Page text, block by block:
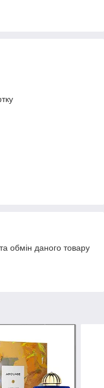
обмін даного товару